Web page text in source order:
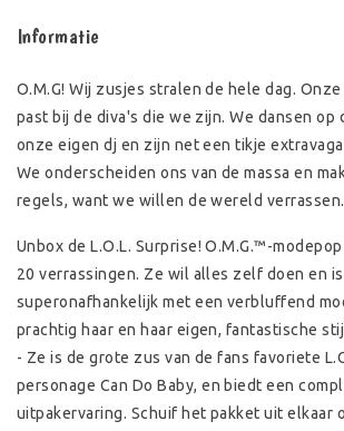
Informatie
O.M.G! Wij zusjes stralen de hele dag.
past bij de diva's die we zijn. We dansen op
onze eigen dj en zijn net een tikje
We onderscheiden ons van de massa en
regels, want we willen de wereld verrassen.
Unbox de L.O.L. Surprise! O.M.G.™-
20 verrassingen. Ze wil alles zelf doen en is
superonafhankelijk met een verbluffend
prachtig haar en haar eigen, fantastische
- Ze is de grote zus van de fans favoriete
personage Can Do Baby, en biedt een
uitpakervaring. Schuif het pakket uit elkaar